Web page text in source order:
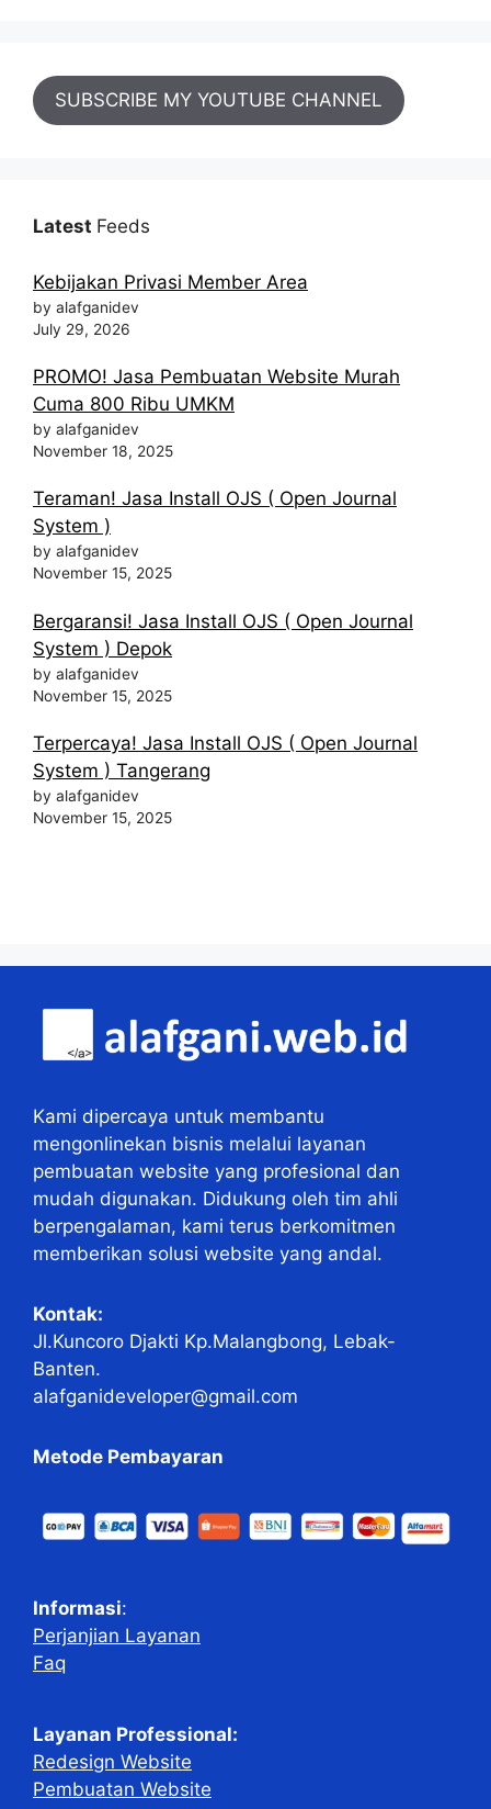
SUBSCRIBE MY YOUTUBE CHANNEL
Latest Feeds
Kebijakan Privasi Member Area
by alafganidev
July 29, 2026
PROMO! Jasa Pembuatan Website Murah
Cuma 800 Ribu UMKM
by alafganidev
November 18, 2025
Teraman! Jasa Install OJS ( Open Journal
System )
by alafganidev
November 15, 2025
Bergaransi! Jasa Install OJS ( Open Journal
System ) Depok
by alafganidev
November 15, 2025
Terpercaya! Jasa Install OJS ( Open Journal
System ) Tangerang
by alafganidev
November 15, 2025
Kami dipercaya untuk membantu
mengonlinekan bisnis melalui layanan
pembuatan website yang profesional dan
mudah digunakan. Didukung oleh tim ahli
berpengalaman, kami terus berkomitmen
memberikan solusi website yang andal.
Kontak:
Jl.Kuncoro Djakti Kp.Malangbong, Lebak-
Banten.
alafganideveloper@gmail.com
Metode Pembayaran
Informasi:
Perjanjian Layanan
Faq
Layanan Professional:
Redesign Website
Pembuatan Website